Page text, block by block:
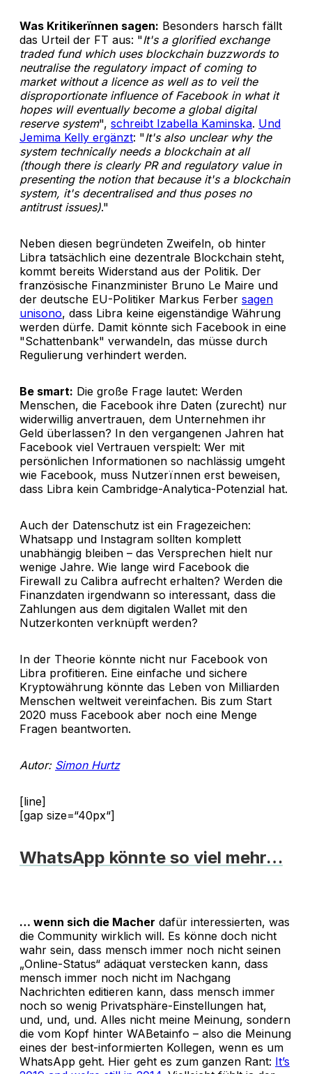
Was Kritikerïnnen sagen: Besonders harsch fällt
das Urteil der FT aus: "It's a glorified exchange
traded fund which uses blockchain buzzwords to
neutralise the regulatory impact of coming to
market without a licence as well as to veil the
disproportionate influence of Facebook in what it
hopes will eventually become a global digital
reserve system", schreibt Izabella Kaminska. Und
Jemima Kelly ergänzt: "It's also unclear why the
system technically needs a blockchain at all
(though there is clearly PR and regulatory value in
presenting the notion that because it's a blockchain
system, it's decentralised and thus poses no
antitrust issues)."
Neben diesen begründeten Zweifeln, ob hinter
Libra tatsächlich eine dezentrale Blockchain steht,
kommt bereits Widerstand aus der Politik. Der
französische Finanzminister Bruno Le Maire und
der deutsche EU-Politiker Markus Ferber sagen
unisono, dass Libra keine eigenständige Währung
werden dürfe. Damit könnte sich Facebook in eine
"Schattenbank" verwandeln, das müsse durch
Regulierung verhindert werden.
Be smart: Die große Frage lautet: Werden
Menschen, die Facebook ihre Daten (zurecht) nur
widerwillig anvertrauen, dem Unternehmen ihr
Geld überlassen? In den vergangenen Jahren hat
Facebook viel Vertrauen verspielt: Wer mit
persönlichen Informationen so nachlässig umgeht
wie Facebook, muss Nutzerïnnen erst beweisen,
dass Libra kein Cambridge-Analytica-Potenzial hat.
Auch der Datenschutz ist ein Fragezeichen:
Whatsapp und Instagram sollten komplett
unabhängig bleiben – das Versprechen hielt nur
wenige Jahre. Wie lange wird Facebook die
Firewall zu Calibra aufrecht erhalten? Werden die
Finanzdaten irgendwann so interessant, dass die
Zahlungen aus dem digitalen Wallet mit den
Nutzerkonten verknüpft werden?
In der Theorie könnte nicht nur Facebook von
Libra profitieren. Eine einfache und sichere
Kryptowährung könnte das Leben von Milliarden
Menschen weltweit vereinfachen. Bis zum Start
2020 muss Facebook aber noch eine Menge
Fragen beantworten.
Autor: Simon Hurtz
[line]
[gap size=“40px“]
WhatsApp könnte so viel mehr…
… wenn sich die Macher dafür interessierten, was
die Community wirklich will. Es könne doch nicht
wahr sein, dass mensch immer noch nicht seinen
„Online-Status“ adäquat verstecken kann, dass
mensch immer noch nicht im Nachgang
Nachrichten editieren kann, dass mensch immer
noch so wenig Privatsphäre-Einstellungen hat,
und, und, und. Alles nicht meine Meinung, sondern
die vom Kopf hinter WABetainfo – also die Meinung
eines der best-informierten Kollegen, wenn es um
WhatsApp geht. Hier geht es zum ganzen Rant: It’s